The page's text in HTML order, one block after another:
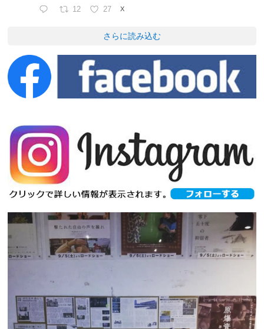
12 27 X
さらに読み込む